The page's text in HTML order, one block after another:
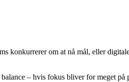
konkurrerer om at nå mål, eller
– hvis fokus bliver for meget